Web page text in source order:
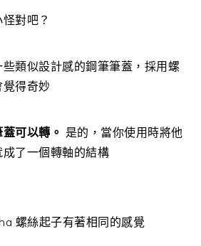
對吧？
類似設計感的鋼筆筆蓋，採用螺
得奇妙
可以轉。 是的，當你使用時將他
了一個轉軸的結構
螺絲起子有著相同的感覺